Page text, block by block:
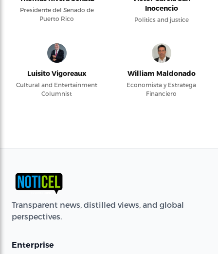
Presidente del Senado de
Puerto Rico
Inocencio
Politics and justice
Luisito Vigoreaux
Cultural and Entertainment
Columnist
William Maldonado
Economista y Estratega
Financiero
Transparent news, distilled views, and global
perspectives.
Enterprise